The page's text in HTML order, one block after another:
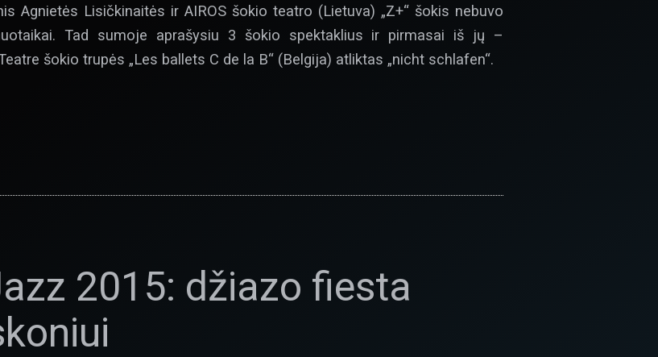
Agnietės Lisičkinaitės ir AIROS šokio teatro (Lietuva) „Z+“ šokis nebuvo
Tad sumoje aprašysiu 3 šokio spektaklius ir pirmasai iš jų –
šokio trupės „Les ballets C de la B“ (Belgija) atliktas „nicht schlafen“.
2015: džiazo fiesta